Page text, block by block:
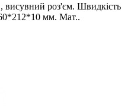
висувний роз'єм. Швидкість
мм. Мат..